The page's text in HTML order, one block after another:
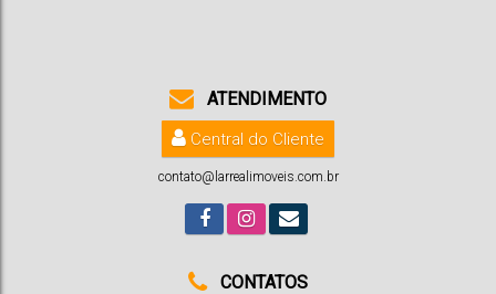
3
ATENDIMENTO
Central do Cliente
contato@larrealimoveis.com.br
CONTATOS